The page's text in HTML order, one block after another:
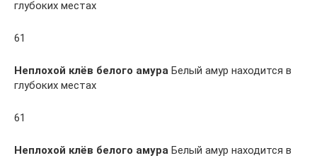
глубоких местах
61
Неплохой клёв белого амура Белый амур находится в
глубоких местах
61
Неплохой клёв белого амура Белый амур находится в